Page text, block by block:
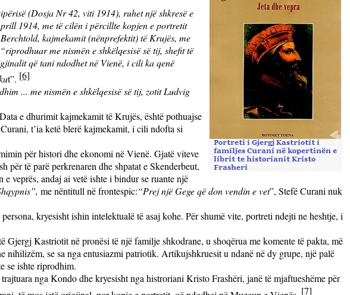
(Dosja Nr 42, viti 1914), ruhet një shkresë e
1914, me të cilën i përcillte kopjen e portretit
kajmekamit (nënprefektit) të Krujës, me
me nismën e shkëlqesisë së tij, shefit të
që tani ndodhet në Vienë, i cili ka qenë
t”. [6]
... me nismën e shkëlqesisë së tij, zotit Ludvig
e dhurimit kajmekamit të Krujës, është pothuajse
t’ia ketë blerë kajmekamit, i cili ndofta si
për histori dhe ekonomi në Vienë. Gjatë viteve
për të parë perkrenaren dhe shpatat e Skenderbeut,
veprës, andaj ai vetë ishte i bindur se ruante një
me nëntitull në frontespic:“Prej një Gege që don vendin e vet”, Stefë Curani nuk
kryesisht ishin intelektualë të asaj kohe. Për shumë vite, portreti ndejti ne heshtje, i
Kastriotit në pronësi të një familje shkodrane, u shoqërua me komente të pakta, më
nihilizëm, se sa nga entusiazmi patriotik. Artikujshkruesit u ndanë në dy grupe, një palë
se ishte riprodhim.
nga Kondo dhe kryesisht nga histroriani Kristo Frashëri, janë të mjaftueshëme për
[7]